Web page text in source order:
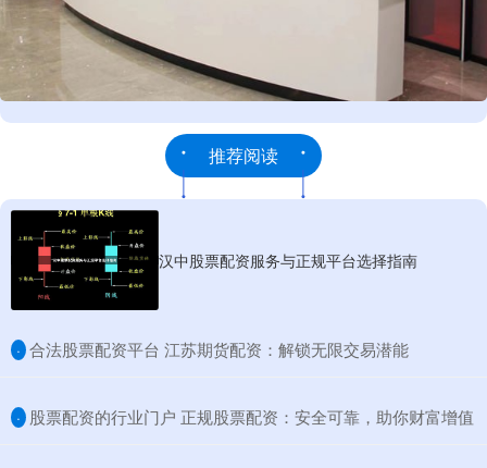
推荐阅读
汉中股票配资服务与正规平台选择指南
· ​合法股票配资平台 江苏期货配资：解锁无限交易潜能
· ​股票配资的行业门户 正规股票配资：安全可靠，助你财富增值